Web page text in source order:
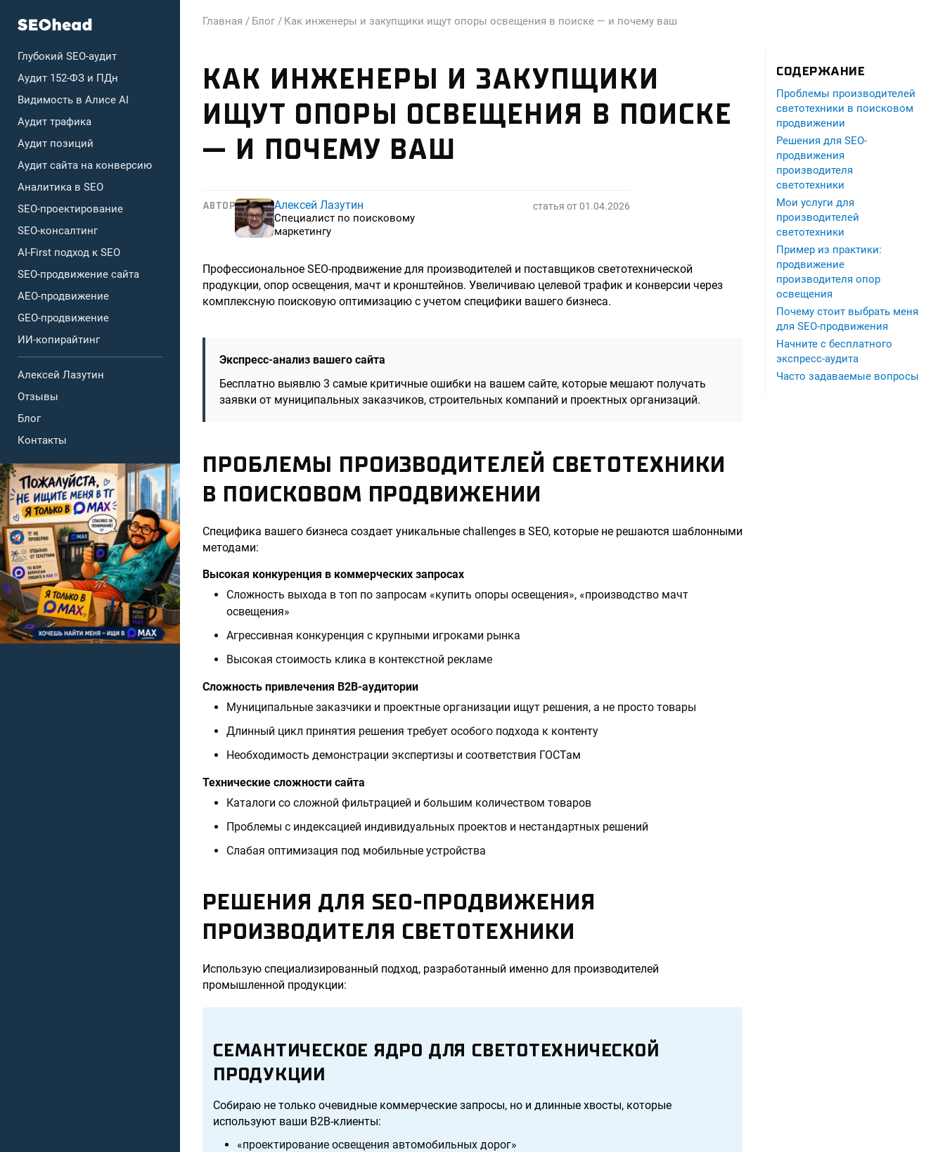
Глубокий SEO-аудит
Аудит 152-ФЗ и ПДн
Видимость в Алисе AI
Аудит трафика
Аудит позиций
Аудит сайта на конверсию
Аналитика в SEO
SEO-проектирование
SEO-консалтинг
AI-First подход к SEO
SEO-продвижение сайта
AEO-продвижение
GEO-продвижение
ИИ-копирайтинг
Алексей Лазутин
Отзывы
Блог
Контакты
Главная / Блог / Как инженеры и закупщики ищут опоры освещения в поиске — и почему ваш
КАК ИНЖЕНЕРЫ И ЗАКУПЩИКИ
ИЩУТ ОПОРЫ ОСВЕЩЕНИЯ В ПОИСКЕ
— И ПОЧЕМУ ВАШ
АВТОР статья от01.04.2026
Алексей Лазутин
Специалист по поисковому
маркетингу
Профессиональное SEO-продвижение для производителей и поставщиков светотехнической
продукции, опор освещения, мачт и кронштейнов. Увеличиваю целевой трафик и конверсии через
комплексную поисковую оптимизацию с учетом специфики вашего бизнеса.
Экспресс-анализ вашего сайта
Бесплатно выявлю 3 самые критичные ошибки на вашем сайте, которые мешают получать
заявки от муниципальных заказчиков, строительных компаний и проектных организаций.
ПРОБЛЕМЫ ПРОИЗВОДИТЕЛЕЙ СВЕТОТЕХНИКИ
В ПОИСКОВОМ ПРОДВИЖЕНИИ
Специфика вашего бизнеса создает уникальные challenges в SEO, которые не решаются шаблонными
методами:
Высокая конкуренция в коммерческих запросах
Сложность выхода в топ по запросам «купить опоры освещения», «производство мачт
освещения»
Агрессивная конкуренция с крупными игроками рынка
Высокая стоимость клика в контекстной рекламе
Сложность привлечения B2B-аудитории
Муниципальные заказчики и проектные организации ищут решения, а не просто товары
Длинный цикл принятия решения требует особого подхода к контенту
Необходимость демонстрации экспертизы и соответствия ГОСТам
Технические сложности сайта
Каталоги со сложной фильтрацией и большим количеством товаров
Проблемы с индексацией индивидуальных проектов и нестандартных решений
Слабая оптимизация под мобильные устройства
РЕШЕНИЯ ДЛЯ SEO-ПРОДВИЖЕНИЯ
ПРОИЗВОДИТЕЛЯ СВЕТОТЕХНИКИ
Использую специализированный подход, разработанный именно для производителей
промышленной продукции:
СЕМАНТИЧЕСКОЕ ЯДРО ДЛЯ СВЕТОТЕХНИЧЕСКОЙ
ПРОДУКЦИИ
Собираю не только очевидные коммерческие запросы, но и длинные хвосты, которые
используют ваши B2B-клиенты:
«проектирование освещения автомобильных дорог»
СОДЕРЖАНИЕ
Проблемы производителей
светотехники в поисковом
продвижении
Решения для SEO-
продвижения
производителя
светотехники
Мои услуги для
производителей
светотехники
Пример из практики:
продвижение
производителя опор
освещения
Почему стоит выбрать меня
для SEO-продвижения
Начните с бесплатного
экспресс-аудита
Часто задаваемые вопросы